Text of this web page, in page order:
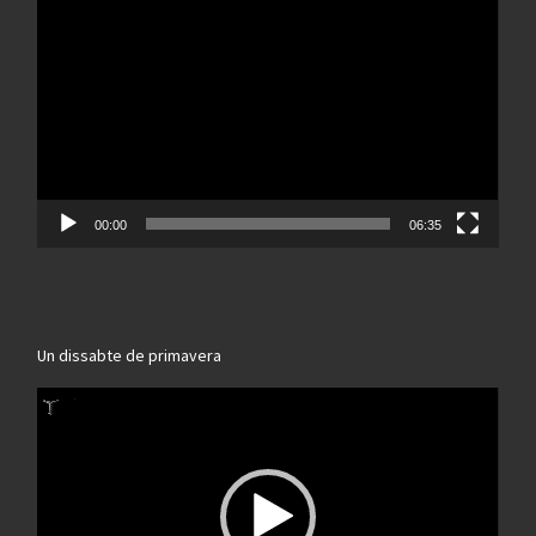
00:00 06:35
Un dissabte de primavera
Reproductor
de